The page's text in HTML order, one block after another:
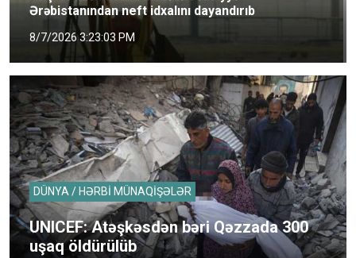
Ərəbistanından neft idxalını dayandırıb
8/7/2026 3:23:03 PM
DÜNYA / HƏRBİ MÜNAQİŞƏLƏR
UNICEF: Atəşkəsdən bəri Qəzzada 300
uşaq öldürülüb